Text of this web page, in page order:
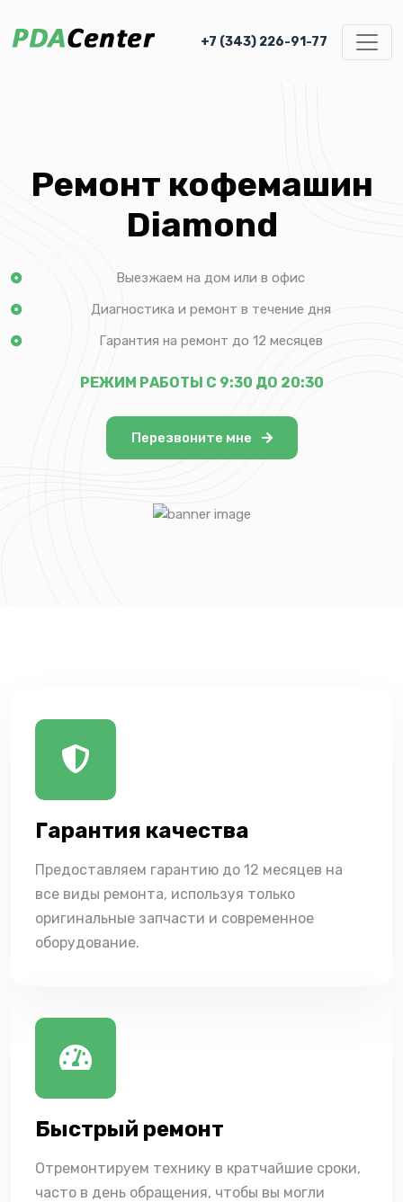
+7 (343) 226-91-77
Ремонт кофемашин
Diamond
Выезжаем на дом или в офис
Диагностика и ремонт в течение дня
Гарантия на ремонт до 12 месяцев
РЕЖИМ РАБОТЫ С 9:30 ДО 20:30
Перезвоните мне
Гарантия качества
Предоставляем гарантию до 12 месяцев на
все виды ремонта, используя только
оригинальные запчасти и современное
оборудование.
Быстрый ремонт
Отремонтируем технику в кратчайшие сроки,
часто в день обращения, чтобы вы могли